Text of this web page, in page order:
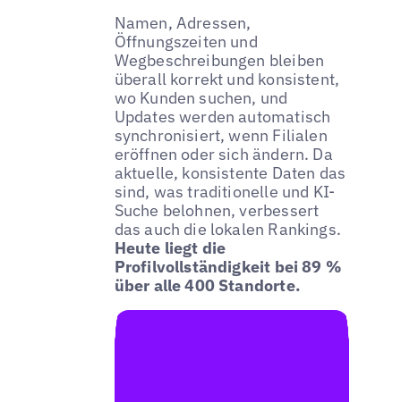
Namen, Adressen,
Öffnungszeiten und
Wegbeschreibungen bleiben
überall korrekt und konsistent,
wo Kunden suchen, und
Updates werden automatisch
synchronisiert, wenn Filialen
eröffnen oder sich ändern. Da
aktuelle, konsistente Daten das
sind, was traditionelle und KI-
Suche belohnen, verbessert
das auch die lokalen Rankings.
Heute liegt die
Profilvollständigkeit bei 89 %
über alle 400 Standorte.